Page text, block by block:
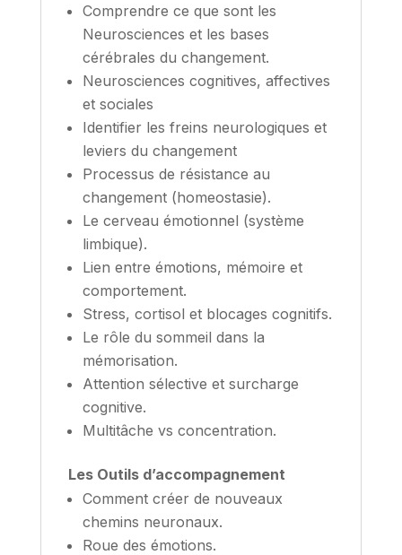
Comprendre ce que sont les
Neurosciences et les bases
cérébrales du changement.
Neurosciences cognitives, affectives
et sociales
Identifier les freins neurologiques et
leviers du changement
Processus de résistance au
changement (homeostasie).
Le cerveau émotionnel (système
limbique).
Lien entre émotions, mémoire et
comportement.
Stress, cortisol et blocages cognitifs.
Le rôle du sommeil dans la
mémorisation.
Attention sélective et surcharge
cognitive.
Multitâche vs concentration.
Les Outils d’accompagnement
Comment créer de nouveaux
chemins neuronaux.
Roue des émotions.